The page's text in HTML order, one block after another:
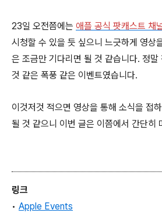
23일 오전쯤에는 애플 공식 팟캐스트 채
시청할 수 있을 듯 싶으니 느긋하게 영상
은 조금만 기다리면 될 것 같습니다. 정말
것 같은 폭풍 같은 이벤트였습니다.
이것저것 적으면 영상을 통해 소식을 접
될 것 같으니 이번 글은 이쯤에서 간단히
링크
• Apple Events